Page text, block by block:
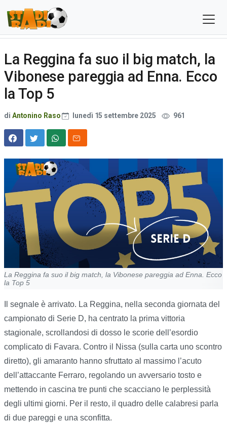
La Reggina fa suo il big match, la
Vibonese pareggia ad Enna. Ecco
la Top 5
di Antonino Raso lunedì 15 settembre 2025 961
La Reggina fa suo il big match, la Vibonese pareggia ad Enna. Ecco
la Top 5
Il segnale è arrivato. La Reggina, nella seconda giornata del
campionato di Serie D, ha centrato la prima vittoria
stagionale, scrollandosi di dosso le scorie dell’esordio
complicato di Favara. Contro il Nissa (sulla carta uno scontro
diretto), gli amaranto hanno sfruttato al massimo l’acuto
dell’attaccante Ferraro, regolando un avversario tosto e
mettendo in cascina tre punti che scacciano le perplessità
degli ultimi giorni. Per il resto, il quadro delle calabresi parla
di due pareggi e una sconfitta.